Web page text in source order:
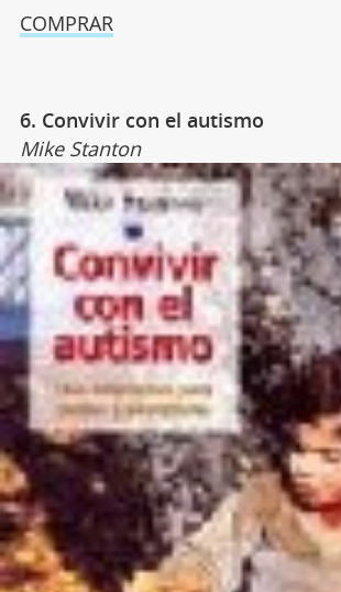
COMPRAR
6. Convivir con el autismo
Mike Stanton